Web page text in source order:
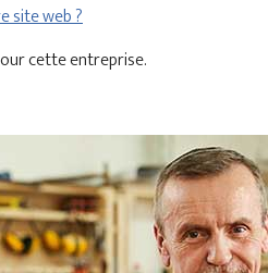
site web ?
cette entreprise.